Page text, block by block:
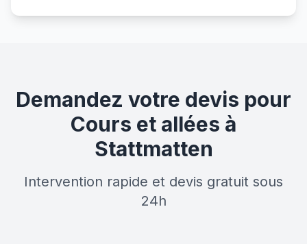
Demandez votre devis pour
Cours et allées à
Stattmatten
Intervention rapide et devis gratuit sous
24h